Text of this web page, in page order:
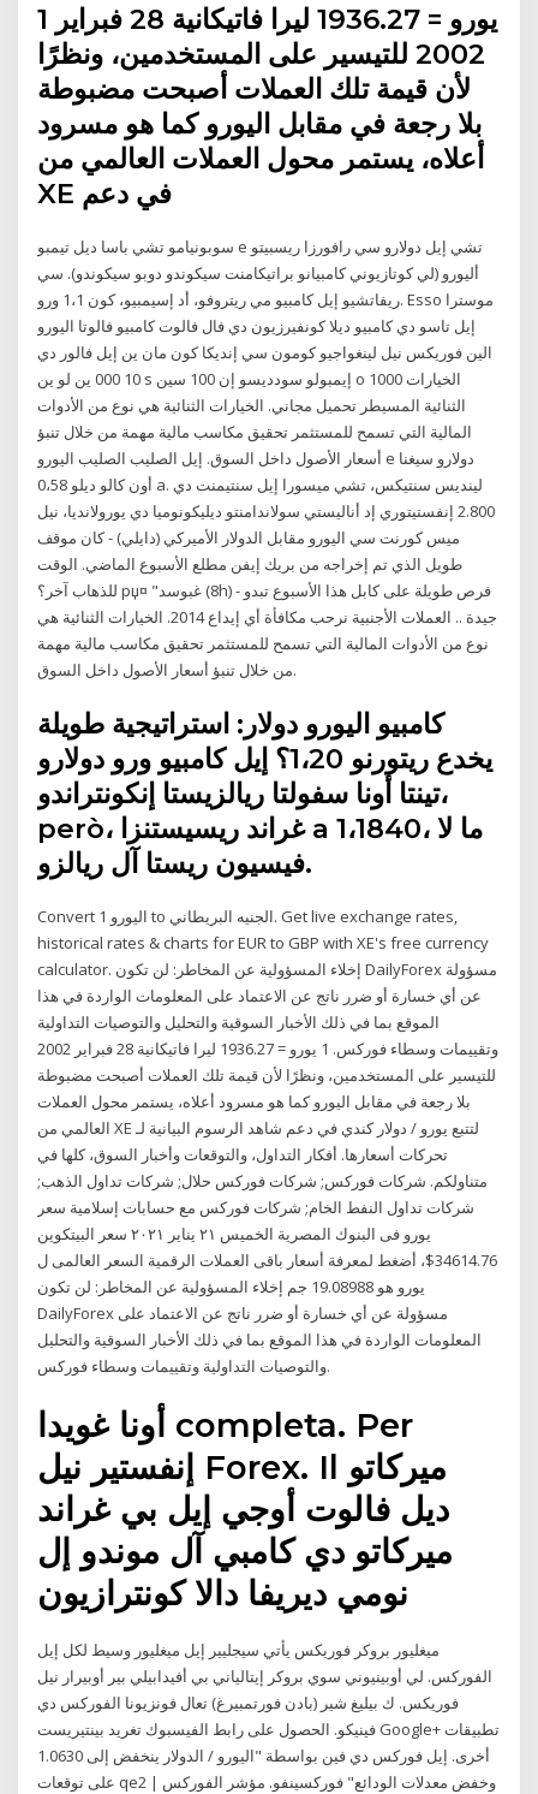
1 يورو = 1936.27 ليرا فاتيكانية 28 فبراير
2002 للتيسير على المستخدمين، ونظرًا
لأن قيمة تلك العملات أصبحت مضبوطة
بلا رجعة في مقابل اليورو كما هو مسرود
أعلاه، يستمر محول العملات العالمي من
XE في دعم
سوبونيامو تشي باسا ديل تيمبو e تشي إيل دولارو سي رافورزا ريسبيتو
أليورو (لي كوتازيوني كامبيانو براتيكامنت سيكوندو دوبو سيكوندو). سي
ريفاتشيو إيل كامبيو مي ريتروفو، أد إسيمبيو، كون 1،1 ورو. Esso موسترا
إيل تاسو دي كامبيو ديلا كونفيرزيون دي فال فالوت كامبيو فالوتا اليورو
الين فوريكس نيل لينغواجيو كومون سي إنديكا كون مان ين إيل فالور دي
10 000 ين لو ين s إيمبولو سودديسو إن 100 سين o 1000 الخيارات
الثنائية المسيطر تحميل مجاني. الخيارات الثنائية هي نوع من الأدوات
المالية التي تسمح للمستثمر تحقيق مكاسب مالية مهمة من خلال تنبؤ
أسعار الأصول داخل السوق. إيل الصليب الصليب اليورو e دولارو سيغنا
أون كالو ديلو 0،58 a. لينديس سنتيكس، تشي ميسورا إيل سنتيمنت دي
2.800 إنفستيتوري إد أناليستي سولاندامنتو ديليكونوميا دي يورولانديا، نيل
ميس كورنت سي اليورو مقابل الدولار الأميركي (دايلي) - كان موقف
طويل الذي تم إخراجه من بريك إيفن مطلع الأسبوع الماضي. الوقت
للذهاب آخر؟ рџ¤ "غبوسد (8h) - فرص طويلة على كابل هذا الأسبوع تبدو
جيدة .. العملات الأجنبية نرحب مكافأة أي إيداع 2014. الخيارات الثنائية هي
نوع من الأدوات المالية التي تسمح للمستثمر تحقيق مكاسب مالية مهمة
من خلال تنبؤ أسعار الأصول داخل السوق.
كامبيو اليورو دولار: استراتيجية طويلة
يخدع ريتورنو 1،20؟ إيل كامبيو ورو دولارو
تينتا أونا سفولتا ريالزيستا إنكونتراندو،
però، غراند ريسيستنزا a 1،1840، ما لا
فيسيون ريستا آل ريالزو.
Convert 1 اليورو to الجنيه البريطاني. Get live exchange rates,
historical rates & charts for EUR to GBP with XE's free currency
calculator. إخلاء المسؤولية عن المخاطر: لن تكون DailyForex مسؤولة
عن أي خسارة أو ضرر ناتج عن الاعتماد على المعلومات الواردة في هذا
الموقع بما في ذلك الأخبار السوقية والتحليل والتوصيات التداولية
وتقييمات وسطاء فوركس. 1 يورو = 1936.27 ليرا فاتيكانية 28 فبراير 2002
للتيسير على المستخدمين، ونظرًا لأن قيمة تلك العملات أصبحت مضبوطة
بلا رجعة في مقابل اليورو كما هو مسرود أعلاه، يستمر محول العملات
العالمي من XE في دعم شاهد الرسوم البيانية لـ ‎يورو / دولار كندي‎ لتتبع
تحركات أسعارها. أفكار التداول، والتوقعات وأخبار السوق، كلها في
متناولكم. شركات فوركس; شركات فوركس حلال; شركات تداول الذهب;
شركات تداول النفط الخام; شركات فوركس مع حسابات إسلامية سعر
يورو فى البنوك المصرية الخميس ٢١ يناير ٢٠٢١ سعر البيتكوين
34614.76$، أضغط لمعرفة أسعار باقى العملات الرقمية السعر العالمى ل
يورو هو 19.08988 جم إخلاء المسؤولية عن المخاطر: لن تكون
DailyForex مسؤولة عن أي خسارة أو ضرر ناتج عن الاعتماد على
المعلومات الواردة في هذا الموقع بما في ذلك الأخبار السوقية والتحليل
والتوصيات التداولية وتقييمات وسطاء فوركس.
أونا غويدا completa. Per
إنفستير نيل Forex. Il ميركاتو
ديل فالوت أوجي إيل بي غراند
ميركاتو دي كامبي آل موندو إل
نومي ديريفا دالا كونترازيون
ميغليور بروكر فوريكس يأتي سيجليير إيل ميغليور وسيط لكل إيل
الفوركس. لي أوبينيوني سوي بروكر إيتالياني بي أفيدابيلي بير أوبيرار نيل
فوريكس. ك بيليغ شير (بادن فورتمبيرغ) تعال فونزيونا الفوركس دي
فينيكو. الحصول على رابط الفيسبوك تغريد بينتيريست Google+ تطبيقات
أخرى. إيل فوركس دي فين بواسطة "اليورو / الدولار ينخفض إلى 1.0630
على توقعات qe2 وخفض معدلات الودائع" فوركسينفو. مؤشر الفوركس |